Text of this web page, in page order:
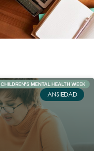
ANSIEDAD